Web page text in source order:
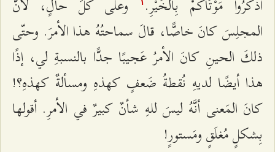
اذْكُرُوا مَوْتَاكُمْ بِالْخَيْرِ.
وعلى كلِّ حالٍ، لأنَّ
المجلِسَ كانَ خاصًّا، قالَ سماحتُهُ هذا الأمرَ. وحتّى
ذلكَ الحينِ كانَ الأمرُ عَجيبًا جدًّا بالنسبةِ لي، إذًا
هذا أيضًا لديهِ نُقطةُ ضَعفٍ كهذهِ ومسألةٌ كهذهِ؟!
كانَ المَعنى أنَّهُ ليسَ للهِ شأنٌ كبيرٌ في الأمرِ. أقولها
بِشكلٍ مُغلَقٍ ومَستورٍ!